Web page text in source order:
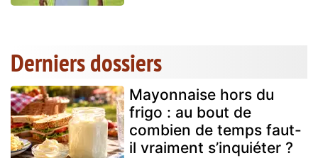
Derniers dossiers
Mayonnaise hors du
frigo : au bout de
combien de temps faut-
il vraiment s’inquiéter ?